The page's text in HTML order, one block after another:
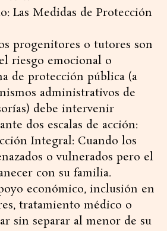
Las Medidas de Protección
progenitores o tutores son
riesgo emocional o
de protección pública (a
administrativos de
debe intervenir
dos escalas de acción:
Integral: Cuando los
o vulnerados pero el
con su familia.
económico, inclusión en
tratamiento médico o
sin separar al menor de su